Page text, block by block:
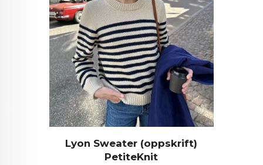
Lyon Sweater (oppskrift)
PetiteKnit